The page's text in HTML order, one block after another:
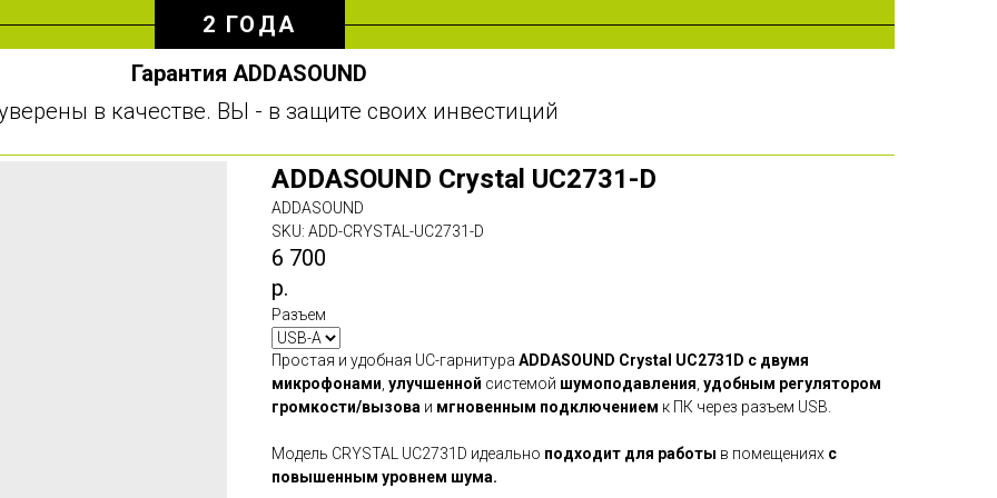
2 ГОДА
Гарантия ADDASOUND
в качестве. ВЫ - в защите своих инвестиций
ADDASOUND Crystal UC2731-D
ADDASOUND
SKU: ADD-CRYSTAL-UC2731-D
6 700
р.
Разъем
Простая и удобная UC-гарнитура ADDASOUND Crystal UC2731D с двумя
микрофонами улучшенной системой шумоподавления удобным регулятором
громкости/вызова и мгновенным подключением к ПК через разъем USB.
Модель CRYSTAL UC2731D идеально подходит для работы в помещениях с
повышенным уровнем шума.